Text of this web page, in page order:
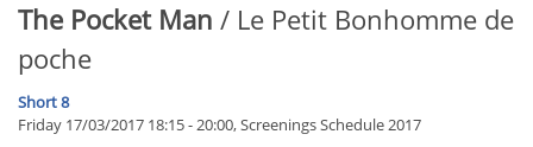
The Pocket Man / Le Petit Bonhomme de
poche
Short 8
Friday 17/03/2017 18:15 - 20:00, Screenings Schedule 2017